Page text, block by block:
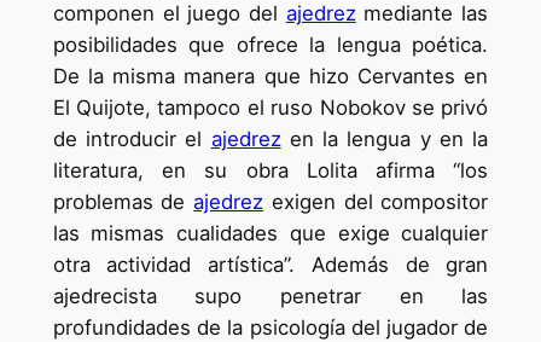
componen el juego del ajedrezmediante las
posibilidades que ofrece la lengua poética.
De la misma manera que hizo Cervantes en
El Quijote, tampoco el ruso Nobokov se privó
de introducir el ajedrezen la lengua y en la
literatura, en su obra Lolita afirma “los
problemas deajedrez exigen del compositor
las mismas cualidades que exige cualquier
otra actividad artística”. Además de gran
ajedrecista supo penetrar en las
profundidades de la psicología del jugador de